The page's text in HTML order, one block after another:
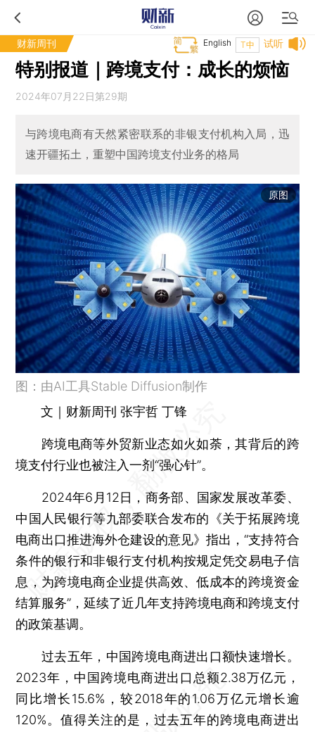
财新周刊 试听
T中
English
特别报道｜跨境支付：成长的烦恼
2024年07月22日第29期
与跨境电商有天然紧密联系的非银支付机构入局，迅
速开疆拓土，重塑中国跨境支付业务的格局
原图
图：由AI工具Stable Diffusion制作
文｜财新周刊 张宇哲 丁锋
跨境电商等外贸新业态如火如荼，其背后的跨
境支付行业也被注入一剂“强心针”。
2024年6月12日，商务部、国家发展改革委、
中国人民银行等九部委联合发布的《关于拓展跨境
电商出口推进海外仓建设的意见》指出，“支持符合
条件的银行和非银行支付机构按规定凭交易电子信
息，为跨境电商企业提供高效、低成本的跨境资金
结算服务”，延续了近几年支持跨境电商和跨境支付
的政策基调。
过去五年，中国跨境电商进出口额快速增长。
2023年，中国跨境电商进出口总额2.38万亿元，
同比增长15.6%，较2018年的1.06万亿元增长逾
120%。值得关注的是，过去五年的跨境电商进出